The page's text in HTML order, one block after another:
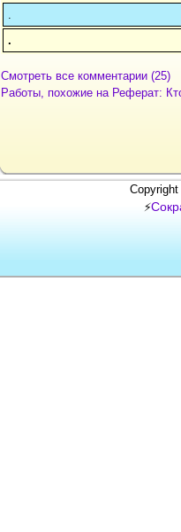
.
Смотреть все комментарии (25)
Работы, похожие на Реферат:
⚡